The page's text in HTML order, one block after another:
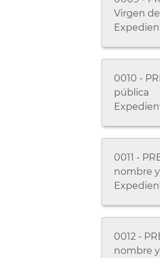
Virgen
0010 -
pública
0011 -
nombre
0012 -
nombre